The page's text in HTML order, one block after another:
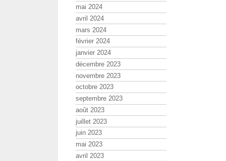
mai 2024
avril 2024
mars 2024
février 2024
janvier 2024
décembre 2023
novembre 2023
octobre 2023
septembre 2023
août 2023
juillet 2023
juin 2023
mai 2023
avril 2023